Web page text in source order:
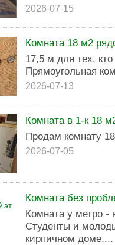
2026-07-15
Комната 18 м2
17,5 м для тех,
Прямоугольная
2026-07-13
Комната в 1-к 18
Продам комнату
2026-07-05
Комната без
Комната у метро -
Студенты и
кирпичном доме,...